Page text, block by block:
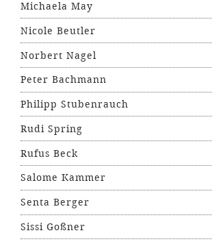
Michaela May
Nicole Beutler
Norbert Nagel
Peter Bachmann
Philipp Stubenrauch
Rudi Spring
Rufus Beck
Salome Kammer
Senta Berger
Sissi Goßner